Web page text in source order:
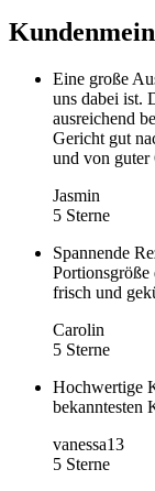
Eine große
uns dabei ist.
ausreichend
Gericht gut
und von guter
Jasmin
5 Sterne
Spannende
frisch und
Carolin
5 Sterne
Hochwertige
bekanntesten
vanessa13
5 Sterne